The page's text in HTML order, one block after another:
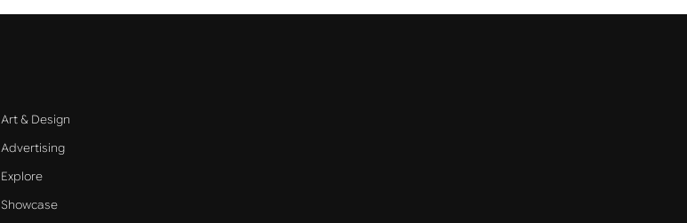
Art & Design
Advertising
Explore
Showcase